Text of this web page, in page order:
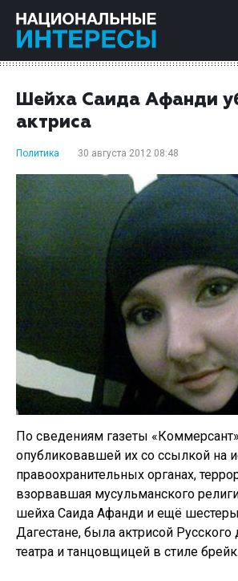
Шейха Саида Афанди
актриса
Политика 30 августа 2012 08:48
По сведениям газеты
опубликовавшей их со ссылкой на
правоохранительных органах,
взорвавшая мусульманского
шейха Саида Афанди и ещё
Дагестане, была актрисой Русского
театра и танцовщицей в стиле брейк.